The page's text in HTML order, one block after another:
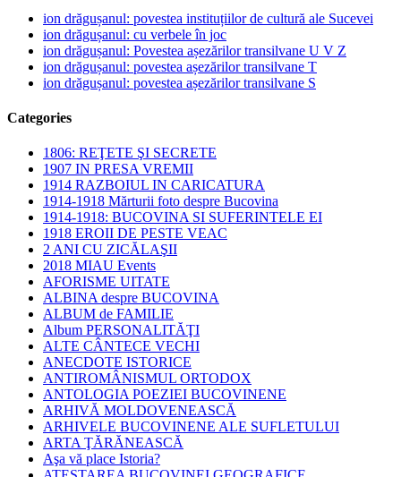
ion drăgușanul: povestea instituțiilor de cultură ale Sucevei
ion drăgușanul: cu verbele în joc
ion drăgușanul: Povestea așezărilor transilvane U V Z
ion drăgușanul: povestea așezărilor transilvane T
ion drăgușanul: povestea așezărilor transilvane S
Categories
1806: REŢETE ŞI SECRETE
1907 IN PRESA VREMII
1914 RAZBOIUL IN CARICATURA
1914-1918 Mărturii foto despre Bucovina
1914-1918: BUCOVINA SI SUFERINTELE EI
1918 EROII DE PESTE VEAC
2 ANI CU ZICĂLAŞII
2018 MIAU Events
AFORISME UITATE
ALBINA despre BUCOVINA
ALBUM de FAMILIE
Album PERSONALITĂŢI
ALTE CÂNTECE VECHI
ANECDOTE ISTORICE
ANTIROMÂNISMUL ORTODOX
ANTOLOGIA POEZIEI BUCOVINENE
ARHIVĂ MOLDOVENEASCĂ
ARHIVELE BUCOVINENE ALE SUFLETULUI
ARTA ŢĂRĂNEASCĂ
Aşa vă place Istoria?